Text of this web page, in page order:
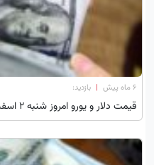
۶ ماه پیش | بازدید:
قیمت دلار و یورو امروز شنبه 2 اسفند 1404